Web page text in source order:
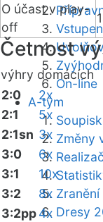
On-line
A-tým
Změny
Dresy
O účast v play-
off
Četnost
výhry domácích
2:0
2x
2:1
5x
2:1sn 3x
3:0
6x
3:1
10x
3:2
8x
3:2pp4x